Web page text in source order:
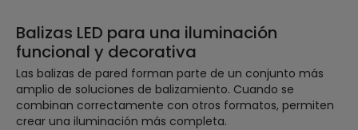
Balizas LED para una iluminación
funcional y decorativa
Las balizas de pared forman parte de un conjunto más
amplio de soluciones de balizamiento. Cuando se
combinan correctamente con otros formatos, permiten
crear una iluminación más completa.